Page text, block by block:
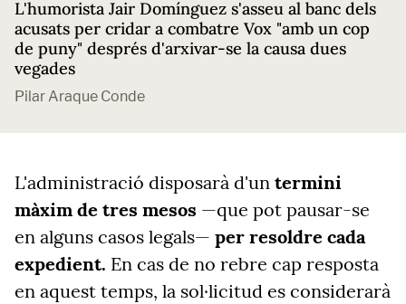
L'humorista Jair Domínguez s'asseu al banc dels
acusats per cridar a combatre Vox "amb un cop
de puny" després d'arxivar-se la causa dues
vegades
Pilar Araque Conde
L'administració disposarà d'un termini
màxim de tres mesos —que pot pausar-se
en alguns casos legals— per resoldre cada
expedient. En cas de no rebre cap resposta
en aquest temps, la sol·licitud es considerarà